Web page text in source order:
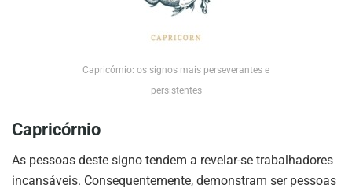
Capricórnio: os signos mais perseverantes e
persistentes
Capricórnio
As pessoas deste signo tendem a revelar-se trabalhadores
incansáveis. Consequentemente, demonstram ser pessoas